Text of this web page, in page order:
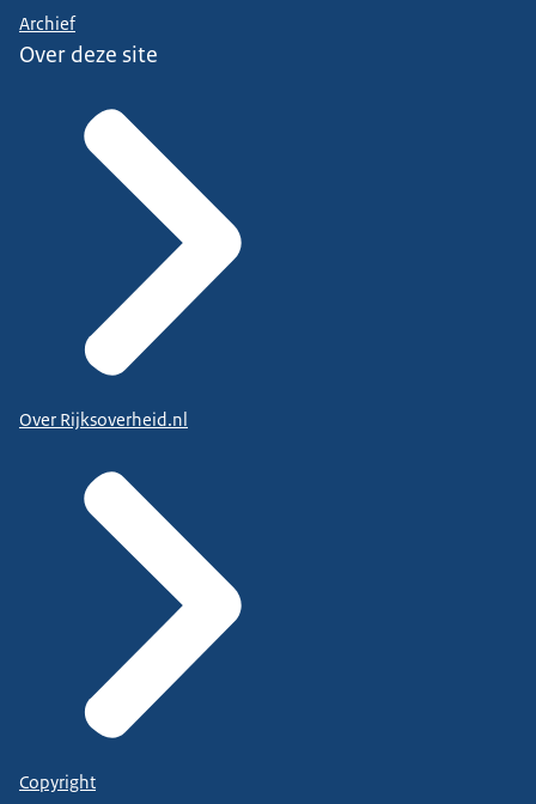
Archief
Over deze site
Over Rijksoverheid.nl
Copyright